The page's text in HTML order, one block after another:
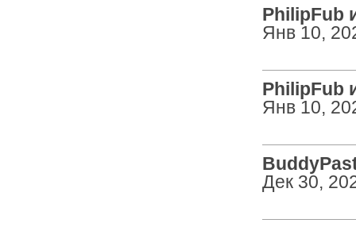
PhilipFub
Янв 10,
PhilipFub
Янв 10,
Дек 30,